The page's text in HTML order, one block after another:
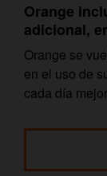
Orange
adicional,
Orange se
en el uso de
cada día